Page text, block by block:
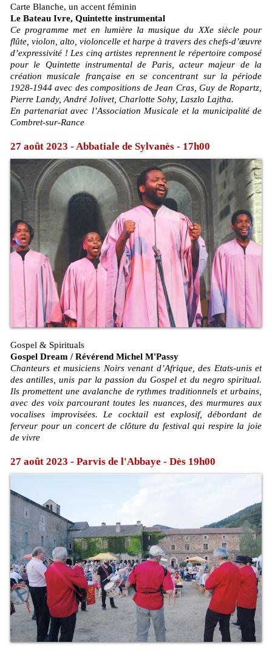
Carte Blanche, un accent féminin
Le Bateau Ivre, Quintette instrumental
Ce programme met en lumière la musique du XXe siècle pour
flûte, violon, alto, violoncelle et harpe à travers des chefs-d’œuvre
d’expressivité ! Les cinq artistes reprennent le répertoire composé
pour le Quintette instrumental de Paris, acteur majeur de la
création musicale française en se concentrant sur la période
1928-1944 avec des compositions de Jean Cras, Guy de Ropartz,
Pierre Landy, André Jolivet, Charlotte Sohy, Laszlo Lajtha.
En partenariat avec l’Association Musicale et la municipalité de
Combret-sur-Rance
27 août 2023 - Abbatiale de Sylvanès - 17h00
Gospel & Spirituals
Gospel Dream / Révérend Michel M'Passy
Chanteurs et musiciens Noirs venant d’Afrique, des Etats-unis et
des antilles, unis par la passion du Gospel et du negro spiritual.
Ils promettent une avalanche de rythmes traditionnels et urbains,
avec des voix parcourant toutes les nuances, des murmures aux
vocalises improvisées. Le cocktail est explosif, débordant de
ferveur pour un concert de clôture du festival qui respire la joie
de vivre
27 août 2023 - Parvis de l'Abbaye - Dès 19h00